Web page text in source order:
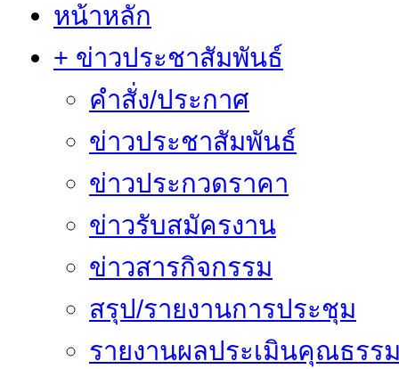
หน้าหลัก
+ ข่าวประชาสัมพันธ์
คำสั่ง/ประกาศ
ข่าวประชาสัมพันธ์
ข่าวประกวดราคา
ข่าวรับสมัครงาน
ข่าวสารกิจกรรม
สรุป/รายงานการประชุม
รายงานผลประเมินคุณธรร